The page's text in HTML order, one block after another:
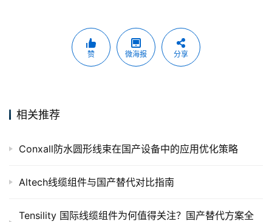
赞 微海报 分享
相关推荐
Conxall防水圆形线束在国产设备中的应用优化策略
Altech线缆组件与国产替代对比指南
Tensility 国际线缆组件为何值得关注？国产替代方案全